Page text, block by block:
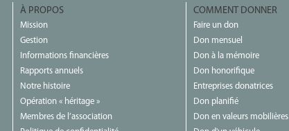
À PROPOS
Mission
Gestion
Informations financières
Rapports annuels
Notre histoire
Opération « héritage »
Membres de l’association
COMMENT DONNER
Faire un don
Don mensuel
Don à la mémoire
Don honorifique
Entreprises donatrices
Don planifié
Don en valeurs mobilières